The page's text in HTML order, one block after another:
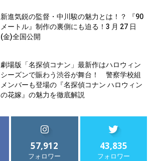
新進気鋭の監督・中川駿の魅力とは！？ 『90
メートル』制作の裏側にも迫る！3 月 27 日
(金)全国公開
劇場版「名探偵コナン」最新作はハロウィン
シーズンで賑わう渋谷が舞台！ 警察学校組
メンバーも登場の『名探偵コナン ハロウィン
の花嫁』の魅力を徹底解説
57,912
フォロワー
43,835
フォロワー